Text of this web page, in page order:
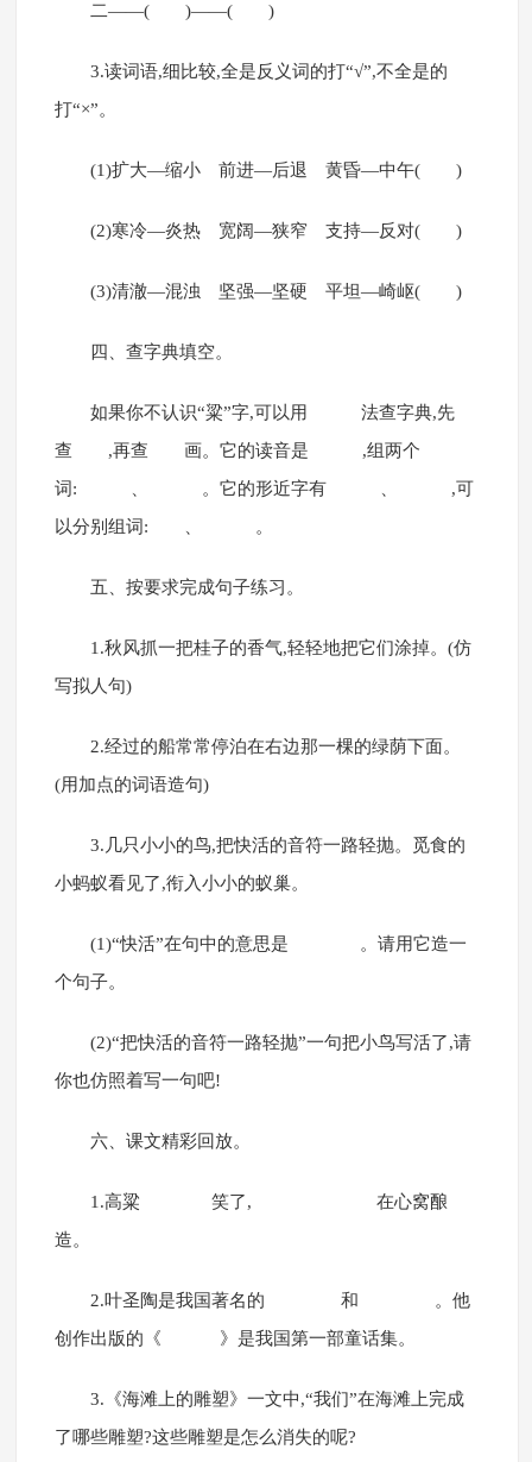
二——( )——( )
3.读词语,细比较,全是反义词的打“√”,不全是的
打“×”。
(1)扩大—缩小 前进—后退 黄昏—中午( )
(2)寒冷—炎热 宽阔—狭窄 支持—反对( )
(3)清澈—混浊 坚强—坚硬 平坦—崎岖( )
四、查字典填空。
如果你不认识“粱”字,可以用 法查字典,先
查 ,再查 画。它的读音是 ,组两个
词: 、 。它的形近字有 、 ,可
以分别组词: 、 。
五、按要求完成句子练习。
1.秋风抓一把桂子的香气,轻轻地把它们涂掉。(仿
写拟人句)
2.经过的船常常停泊在右边那一棵的绿荫下面。
(用加点的词语造句)
3.几只小小的鸟,把快活的音符一路轻抛。觅食的
小蚂蚁看见了,衔入小小的蚁巢。
(1)“快活”在句中的意思是 。请用它造一
个句子。
(2)“把快活的音符一路轻抛”一句把小鸟写活了,请
你也仿照着写一句吧!
六、课文精彩回放。
1.高粱 笑了, 在心窝酿
造。
2.叶圣陶是我国著名的 和 。他
创作出版的《 》是我国第一部童话集。
3.《海滩上的雕塑》一文中,“我们”在海滩上完成
了哪些雕塑?这些雕塑是怎么消失的呢?